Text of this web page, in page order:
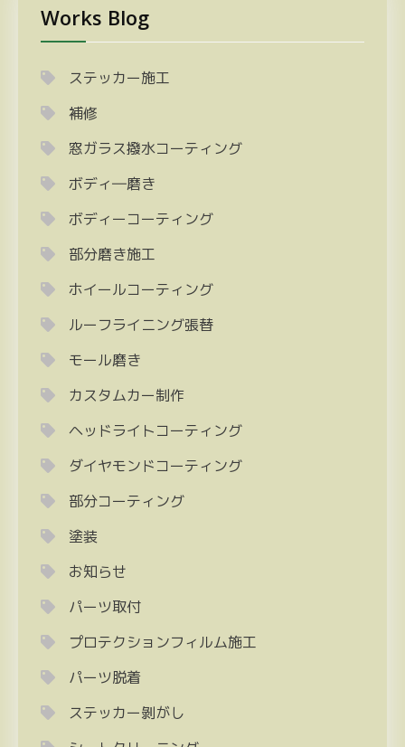
Works Blog
ステッカー施工
補修
窓ガラス撥水コーティング
ボディ―磨き
ボディーコーティング
部分磨き施工
ホイールコーティング
ルーフライニング張替
モール磨き
カスタムカー制作
ヘッドライトコーティング
ダイヤモンドコーティング
部分コーティング
塗装
お知らせ
パーツ取付
プロテクションフィルム施工
パーツ脱着
ステッカー剝がし